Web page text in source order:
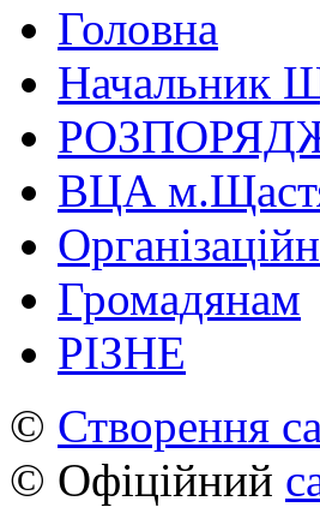
Головна
Начальник
ВЦА
Громадянам
РІЗНЕ
© Створення
© Офіційний